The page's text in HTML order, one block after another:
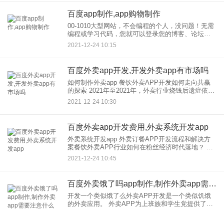
百度app制作,app购物制作
00-1010大型网站，不会编程的个人，没问题！无需
编程或学习代码，您就可以登录您的博客、论坛和
注册帐户，然后基于自己的网站创建应用程序应用
程序。创建过程中的每个过程都有提示，所以按照
2021-12-24 10:15
百度外卖app开发,开发外卖app有市场吗
如何制作外卖app 餐饮外卖APP开发如何走向共赢
的探索 2021年至2021年，外卖行业烧钱后遗症依然
明显，2021年以来仍处于不温不火的发展状态。去
库存化再次让房地产行业陷入狂欢。毕竟吃饭生活
2021-12-24 10:30
百度外卖app开发费用,外卖系统开发app
外卖系统开发app 外卖订餐APP开发流程和解决方
案餐饮外卖APP行业如何在粉丝经济时代落地？ 二
三线城市留在开发的范围还是很大的。官方称美
团、饿了么等平台。开始注重加紧向二三线城市渗
2021-12-24 10:45
百度外卖饿了吗app制作,制作外卖app需要注意什么
开发一个类似饿了么外卖APP开发是一个类似饥饿
的外卖应用。 外卖APP为上班族和学生党提供了更